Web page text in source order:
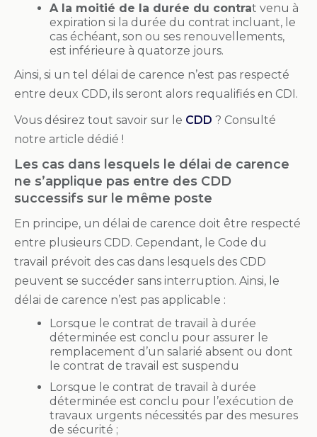
A la moitié de la durée du contrat venu à
expiration si la durée du contrat incluant, le
cas échéant, son ou ses renouvellements,
est inférieure à quatorze jours.
Ainsi, si un tel délai de carence n’est pas respecté
entre deux CDD, ils seront alors requalifiés en CDI.
Vous désirez tout savoir sur le CDD ? Consulté
notre article dédié !
Les cas dans lesquels le délai de carence
ne s’applique pas entre des CDD
successifs sur le même poste
En principe, un délai de carence doit être respecté
entre plusieurs CDD. Cependant, le Code du
travail prévoit des cas dans lesquels des CDD
peuvent se succéder sans interruption. Ainsi, le
délai de carence n’est pas applicable :
Lorsque le contrat de travail à durée
déterminée est conclu pour assurer le
remplacement d’un salarié absent ou dont
le contrat de travail est suspendu
Lorsque le contrat de travail à durée
déterminée est conclu pour l’exécution de
travaux urgents nécessités par des mesures
de sécurité ;